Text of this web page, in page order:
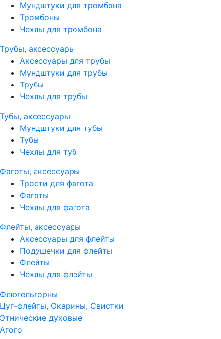
Мундштуки для тромбона
Тромбоны
Чехлы для тромбона
Трубы, аксессуары
Аксессуары для трубы
Мундштуки для трубы
Трубы
Чехлы для трубы
Тубы, аксессуары
Мундштуки для тубы
Тубы
Чехлы для туб
Фаготы, аксессуары
Трости для фагота
Фаготы
Чехлы для фагота
Флейты, аксессуары
Аксессуары для флейты
Подушечки для флейты
Флейты
Чехлы для флейты
Флюгельгорны
Цуг-флейты, Окарины, Свистки
Этнические духовые
Агого